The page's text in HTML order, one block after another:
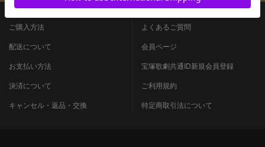
ご購入方法
配送について
お支払い方法
決済について
キャンセル・返品・交換
よくあるご質問
会員ページ
宝塚歌劇共通ID新規会員登録
ご利用規約
特定商取引法について